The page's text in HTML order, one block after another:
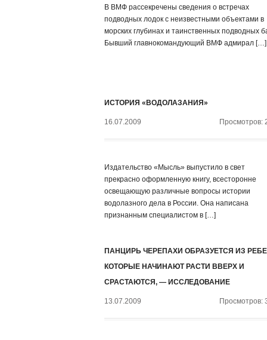
В ВМФ рассекречены сведения о встречах
подводных лодок с неизвестными объектами в
морских глубинах и таинственных подводных
Бывший главнокомандующий ВМФ адмирал […]
ИСТОРИЯ «ВОДОЛАЗАНИЯ»
16.07.2009 Просмотров:
Издательство «Мысль» выпустило в свет
прекрасно оформленную книгу, всесторонне
освещающую различные вопросы истории
водолазного дела в России. Она написана
признанным специалистом в […]
ПАНЦИРЬ ЧЕРЕПАХИ ОБРАЗУЕТСЯ ИЗ
КОТОРЫЕ НАЧИНАЮТ РАСТИ ВВЕРХ И
СРАСТАЮТСЯ, — ИССЛЕДОВАНИЕ
13.07.2009 Просмотров: